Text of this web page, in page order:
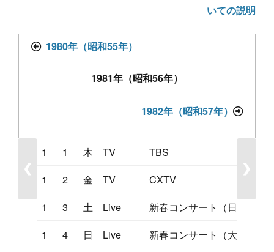
いての説明
1980年（昭和55年）
1981年（昭和56年）
1982年（昭和57年）
❮
1 1 木 TV
TBS
1
2 金 TV
CXTV
1
3 土 Live
新春コンサート（日本青
1
4 日 Live
新春コンサート（大阪厚生
❯